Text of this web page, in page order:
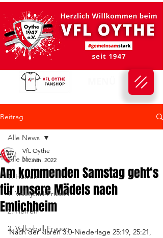
Beitrag
Alle News
1. Herren
1. Volleyball-Frauen
2. Herren
2. Volleyball-Frauen
Alle News
Am kommenden Samstag geht‘s
für unsere Mädels nach
Emlichheim
VfL Oythe
21. Jan. 2022
Nach der klaren 3:0-Niederlage 25:19, 25:21,